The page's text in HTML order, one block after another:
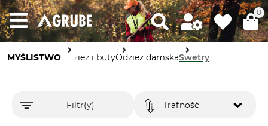
0
MYŚLISTWO Odzież i butyOdzież damskaSwetry
Filtr(y) Trafność